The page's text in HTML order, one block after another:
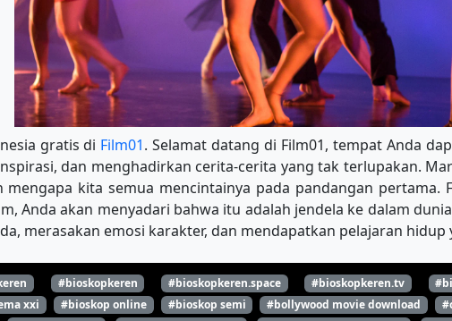
gratis di Film01. Selamat datang di Film01, tempat Anda
dan menghadirkan cerita-cerita yang tak terlupakan.
kita semua mencintainya pada pandangan
Anda akan menyadari bahwa itu adalah jendela ke dalam
merasakan emosi karakter, dan mendapatkan pelajaran hidup
#bioskopkeren #bioskopkeren.space #bioskopkeren.tv
xxi #bioskop online #bioskop semi #bollywood movie download